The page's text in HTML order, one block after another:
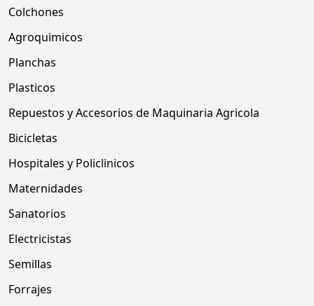
Colchones
Agroquimicos
Planchas
Plasticos
Repuestos y Accesorios de Maquinaria Agricola
Bicicletas
Hospitales y Policlinicos
Maternidades
Sanatorios
Electricistas
Semillas
Forrajes